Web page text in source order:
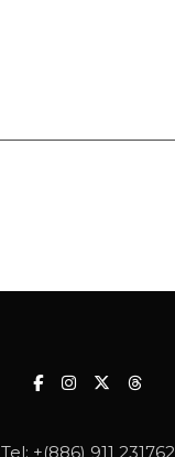
Tel: +(886) 911 231762